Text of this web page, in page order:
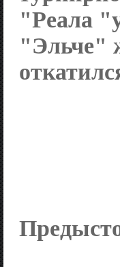
"Реала
"Эльче"